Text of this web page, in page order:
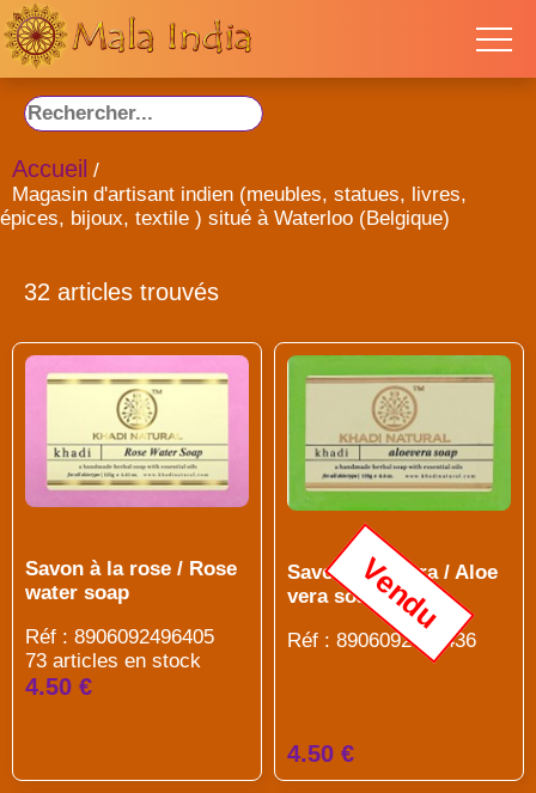
Accueil /
Magasin d'artisant indien (meubles, statues, livres,
épices, bijoux, textile ) situé à Waterloo (Belgique)
32 articles trouvés
Savon à la rose / Rose
water soap
Réf : 8906092496405
73 articles en stock
4.50 €
Savon aloe vera / Aloe
vera soap
Réf : 8906092496436
Vendu
4.50 €